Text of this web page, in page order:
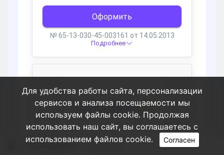
Пользователи Viktorinrg
Для удобства работы сайта, персонализации
сервисов и анализа посещаемости мы
используем файлы cookie. Продолжая
использовать наш сайт, вы соглашаетесь с
использованием файлов cookie.
Согласен